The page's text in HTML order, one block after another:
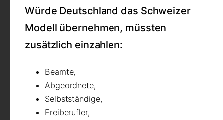
Würde Deutschland das Schweizer
Modell übernehmen, müssten
zusätzlich einzahlen:
Beamte,
Abgeordnete,
Selbstständige,
Freiberufler,